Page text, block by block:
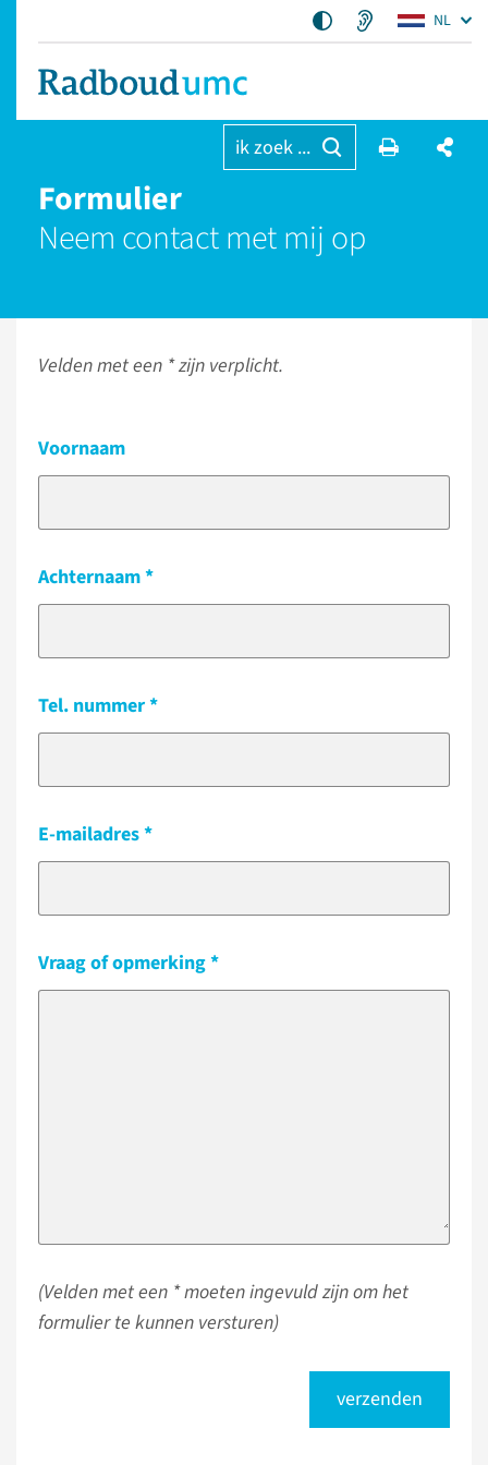
NL
ik zoek ...
Formulier
Neem contact met mij op
Velden met een * zijn verplicht.
Voornaam
Achternaam
Tel. nummer
E-mailadres
Vraag of opmerking
(Velden met een * moeten ingevuld zijn om het
formulier te kunnen versturen)
verzenden